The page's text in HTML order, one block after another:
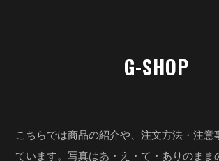
G-SHOP
こちらでは商品の紹介や、注文方法・注意
ています。写真はあ・え・て・ありのまま